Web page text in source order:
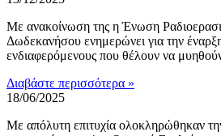
Με ανακοίνωση της η Ένωση
Δωδεκανήσου ενημερώνει για την
ενδιαφερόμενους που θέλουν να
Διαβάστε περισσότερα »
18/06/2025
Με απόλυτη επιτυχία ολοκληρώθηκαν